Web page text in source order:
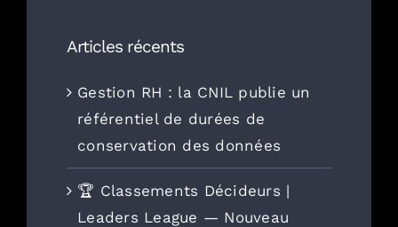
Articles récents
Gestion RH : la CNIL publie un
référentiel de durées de
conservation des données
🏆 Classements Décideurs |
Leaders League — Nouveau